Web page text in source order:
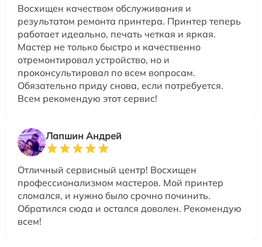
Восхищен качеством обслуживания и
результатом ремонта принтера. Принтер теперь
работает идеально, печать четкая и яркая.
Мастер не только быстро и качественно
отремонтировал устройство, но и
проконсультировал по всем вопросам.
Обязательно приду снова, если потребуется.
Всем рекомендую этот сервис!
Лапшин Андрей
Отличный сервисный центр! Восхищен
профессионализмом мастеров. Мой принтер
сломался, и нужно было срочно починить.
Обратился сюда и остался доволен. Рекомендую
всем!